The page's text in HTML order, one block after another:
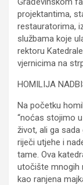
projektantima,
restauratorima,
službama koje
rektoru
vjernicima na
HOMILIJA
Na početku
“noćas stojimo
život, ali ga
riječi utjehe i
tame. Ova
utočište mnogih
kao ranjena